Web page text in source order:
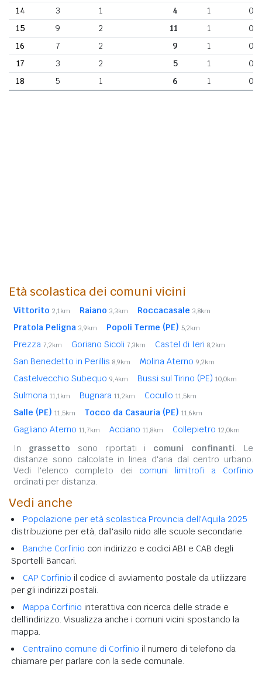
14
3 1 4 1
0
15
9 2 11 1
0
16
7 2 9 1
0
17
3 2 5 1
0
18
5 1 6 1 0
Età scolastica dei comuni vicini
Vittorito 2,1km Raiano 3,3km Roccacasale 3,8km
Pratola Peligna 3,9km Popoli Terme (PE) 5,2km
Prezza 7,2km Goriano Sicoli 7,3km Castel di Ieri 8,2km
San Benedetto in Perillis 8,9km Molina Aterno 9,2km
Castelvecchio Subequo 9,4km Bussi sul Tirino (PE) 10,0km
Sulmona 11,1km Bugnara 11,2km Cocullo 11,5km
Salle (PE) 11,5km Tocco da Casauria (PE) 11,6km
Gagliano Aterno 11,7km Acciano 11,8km Collepietro 12,0km
In grassetto sono riportati i comuni confinanti. Le
distanze sono calcolate in linea d'aria dal centro urbano.
Vedi l'elenco completo dei comuni limitrofi a Corfinio
ordinati per distanza.
Vedi anche
Popolazione per età scolastica Provincia dell'Aquila 2025
distribuzione per età, dall'asilo nido alle scuole secondarie.
Banche Corfinio con indirizzo e codici ABI e CAB degli
Sportelli Bancari.
CAP Corfinio il codice di avviamento postale da utilizzare
per gli indirizzi postali.
Mappa Corfinio interattiva con ricerca delle strade e
dell'indirizzo. Visualizza anche i comuni vicini spostando la
mappa.
Centralino comune di Corfinio il numero di telefono da
chiamare per parlare con la sede comunale.